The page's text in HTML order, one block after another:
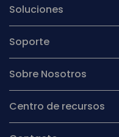
Soluciones
Soporte
Sobre Nosotros
Centro de recursos